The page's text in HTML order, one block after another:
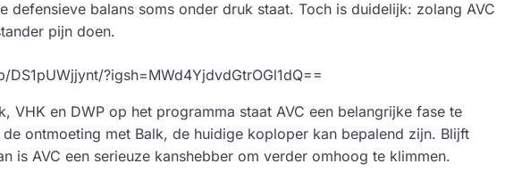
defensieve balans soms onder druk staat. Toch is duidelijk: zolang AVC
pijn doen.
?igsh=MWd4YjdvdGtrOGl1dQ==
VHK en DWP op het programma staat AVC een belangrijke fase te
ontmoeting met Balk, de huidige koploper kan bepalend zijn. Blijft
is AVC een serieuze kanshebber om verder omhoog te klimmen.